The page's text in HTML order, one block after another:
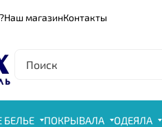
Наш магазинКонтакты
БЕЛЬЕ ПОКРЫВАЛА ОДЕЯЛА